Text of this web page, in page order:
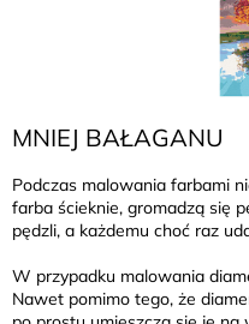
MNIEJ BAŁAGANU
Podczas malowania farbami
farba ścieknie, gromadzą się
pędzli, a każdemu choć raz
W przypadku malowania
Nawet pomimo tego, że